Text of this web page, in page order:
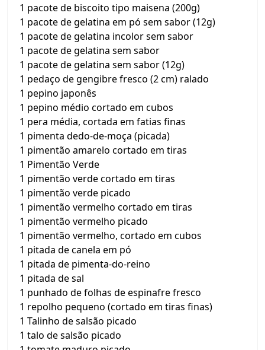
1 pacote de biscoito tipo maisena (200g)
1 pacote de gelatina em pó sem sabor (12g)
1 pacote de gelatina incolor sem sabor
1 pacote de gelatina sem sabor
1 pacote de gelatina sem sabor (12g)
1 pedaço de gengibre fresco (2 cm) ralado
1 pepino japonês
1 pepino médio cortado em cubos
1 pera média, cortada em fatias finas
1 pimenta dedo-de-moça (picada)
1 pimentão amarelo cortado em tiras
1 Pimentão Verde
1 pimentão verde cortado em tiras
1 pimentão verde picado
1 pimentão vermelho cortado em tiras
1 pimentão vermelho picado
1 pimentão vermelho, cortado em cubos
1 pitada de canela em pó
1 pitada de pimenta-do-reino
1 pitada de sal
1 punhado de folhas de espinafre fresco
1 repolho pequeno (cortado em tiras finas)
1 Talinho de salsão picado
1 talo de salsão picado